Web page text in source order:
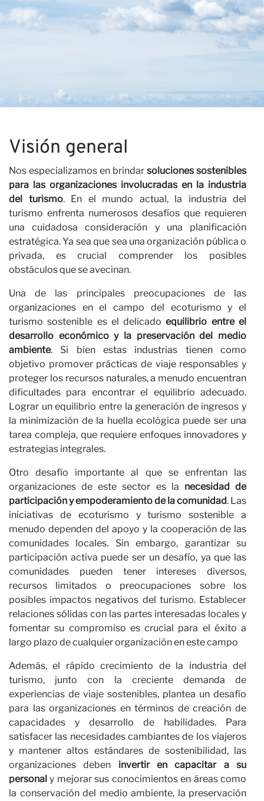
Visión general
Nos especializamos en brindar soluciones sostenibles
para las organizaciones involucradas en la industria
del turismo. En el mundo actual, la industria del
turismo enfrenta numerosos desafíos que requieren
una cuidadosa consideración y una planificación
estratégica. Ya sea que sea una organización pública o
privada, es crucial comprender los posibles
obstáculos que se avecinan.
Una de las principales preocupaciones de las
organizaciones en el campo del ecoturismo y el
turismo sostenible es el delicadoequilibrio entre el
desarrollo económico y la preservación del medio
ambiente. Si bien estas industrias tienen como
objetivo promover prácticas de viaje responsables y
proteger los recursos naturales, a menudo encuentran
dificultades para encontrar el equilibrio adecuado.
Lograr un equilibrio entre la generación de ingresos y
la minimización de la huella ecológica puede ser una
tarea compleja, que requiere enfoques innovadores y
estrategias integrales.
Otro desafío importante al que se enfrentan las
organizaciones de este sector es la necesidad de
participación y empoderamiento de la comunidad. Las
iniciativas de ecoturismo y turismo sostenible a
menudo dependen del apoyo y la cooperación de las
comunidades locales. Sin embargo, garantizar su
participación activa puede ser un desafío, ya que las
comunidades pueden tener intereses diversos,
recursos limitados o preocupaciones sobre los
posibles impactos negativos del turismo. Establecer
relaciones sólidas con las partes interesadas locales y
fomentar su compromiso es crucial para el éxito a
largo plazo de cualquier organización en este campo
Además, el rápido crecimiento de la industria del
turismo, junto con la creciente demanda de
experiencias de viaje sostenibles, plantea un desafío
para las organizaciones en términos de creación de
capacidades y desarrollo de habilidades. Para
satisfacer las necesidades cambiantes de los viajeros
y mantener altos estándares de sostenibilidad, las
organizaciones deben invertir en capacitar a su
personal y mejorar sus conocimientos en áreas como
la conservación del medio ambiente, la preservación
ÚNETE A NUESTRO
BOLETÍN
Nombre
Apellido
Correo electrónico
SUSCRÍBETE